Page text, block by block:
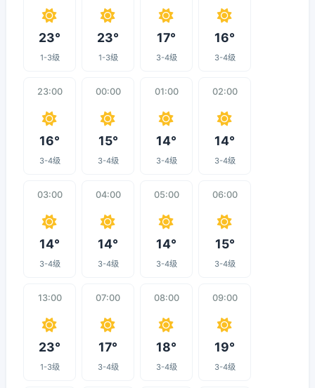
23°
1-3级
23°
1-3级
17°
3-4级
16°
3-4级
23:00
16°
3-4级
00:00
15°
3-4级
01:00
14°
3-4级
02:00
14°
3-4级
03:00
14°
3-4级
04:00
14°
3-4级
05:00
14°
3-4级
06:00
15°
3-4级
13:00
23°
1-3级
07:00
17°
3-4级
08:00
18°
3-4级
09:00
19°
3-4级